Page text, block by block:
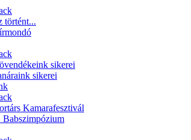
történt...
sikerei
sikerei
Kamarafesztivál
Babszimpózium